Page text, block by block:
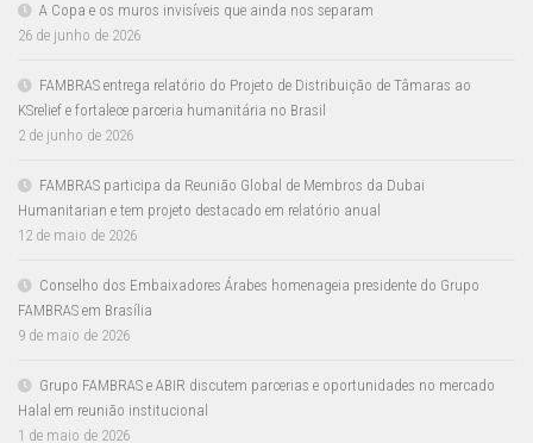
A Copa e os muros invisíveis que ainda nos separam
26 de junho de 2026
FAMBRAS entrega relatório do Projeto de Distribuição de Tâmaras ao
KSrelief e fortalece parceria humanitária no Brasil
2 de junho de 2026
FAMBRAS participa da Reunião Global de Membros da Dubai
Humanitarian e tem projeto destacado em relatório anual
12 de maio de 2026
Conselho dos Embaixadores Árabes homenageia presidente do Grupo
FAMBRAS em Brasília
9 de maio de 2026
Grupo FAMBRAS e ABIR discutem parcerias e oportunidades no mercado
Halal em reunião institucional
1 de maio de 2026